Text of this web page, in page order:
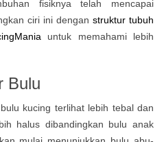
fisiknya telah mencapai
ciri ini dengan struktur tubuh
untuk memahami lebih
Bulu
kucing terlihat lebih tebal dan
halus dibandingkan bulu anak